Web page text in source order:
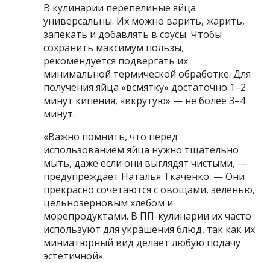
В кулинарии перепелиные яйца
универсальны. Их можно варить, жарить,
запекать и добавлять в соусы. Чтобы
сохранить максимум пользы,
рекомендуется подвергать их
минимальной термической обработке. Для
получения яйца «всмятку» достаточно 1–2
минут кипения, «вкрутую» — не более 3–4
минут.
«Важно помнить, что перед
использованием яйца нужно тщательно
мыть, даже если они выглядят чистыми, —
предупреждает Наталья Ткаченко. — Они
прекрасно сочетаются с овощами, зеленью,
цельнозерновым хлебом и
морепродуктами. В ПП-кулинарии их часто
используют для украшения блюд, так как их
миниатюрный вид делает любую подачу
эстетичной».